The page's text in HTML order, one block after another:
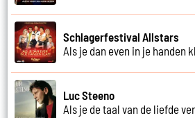
Schlagerfestival Allstars
Als je dan even in je handen
Luc Steeno
Als je de taal van de liefde